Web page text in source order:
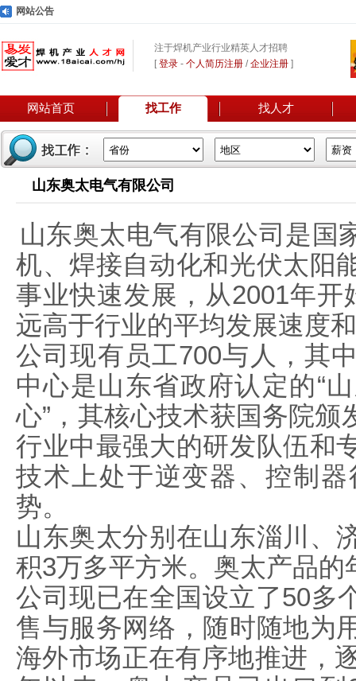
网站公告
注于焊机产业行业精英人才招聘
[登录 - 个人简历注册 /企业注册 ]
网站首页 找工作 找人才
山东奥太电气有限公司
山东奥太电气有限公司是国
机、焊接自动化和光伏太阳
事业快速发展，从2001年
远高于行业的平均发展速度
公司现有员工700与人，其
中心是山东省政府认定的“
心”，其核心技术获国务院
行业中最强大的研发队伍和
技术上处于逆变器、控制
势。
山东奥太分别在山东淄川、
积3万多平方米。奥太产品
公司现已在全国设立了50多
售与服务网络，随时随地为
海外市场正在有序地推进，